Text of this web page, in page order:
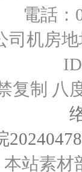
電話：
司机房
复制
本站素材